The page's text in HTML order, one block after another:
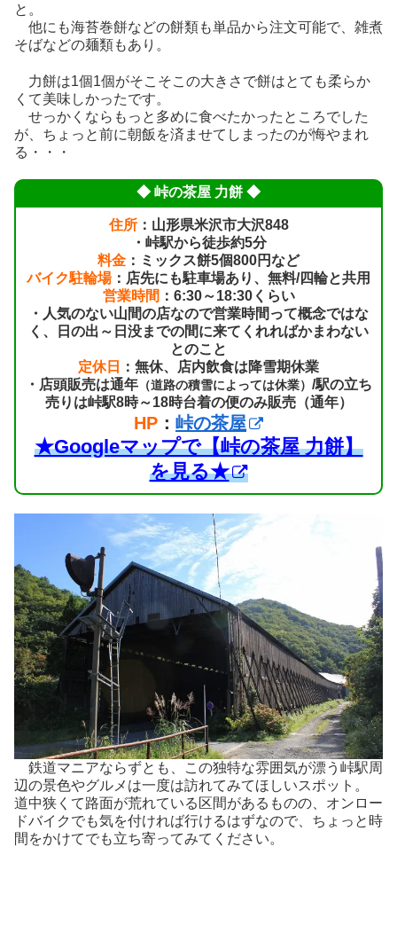
と。
他にも海苔巻餅などの餅類も単品から注文可能で、雑煮
そばなどの麺類もあり。
力餅は1個1個がそこそこの大きさで餅はとても柔らか
くて美味しかったです。
せっかくならもっと多めに食べたかったところでした
が、ちょっと前に朝飯を済ませてしまったのが悔やまれ
る・・・
◆ 峠の茶屋 力餅 ◆
住所：山形県米沢市大沢848
・峠駅から徒歩約5分
料金 ：ミックス餅5個800円など
バイク駐輪場：店先にも駐車場あり、無料/四輪と共用
営業時間 ：6:30～18:30くらい
・人気のない山間の店なので営業時間って概念ではな
く、日の出～日没までの間に来てくれればかまわない
とのこと
定休日
：無休、店内飲食は降雪期休業
・店頭販売は通年 （道路の積雪によっては休業） /駅の立ち
売りは峠駅8時～18時台着の便のみ販売（通年）
HP ： 峠の茶屋
★Googleマップで【峠の茶屋 力餅】
を見る★
鉄道マニアならずとも、この独特な雰囲気が漂う峠駅周
辺の景色やグルメは一度は訪れてみてほしいスポット。
道中狭くて路面が荒れている区間があるものの、オンロー
ドバイクでも気を付ければ行けるはずなので、ちょっと時
間をかけてでも立ち寄ってみてください。